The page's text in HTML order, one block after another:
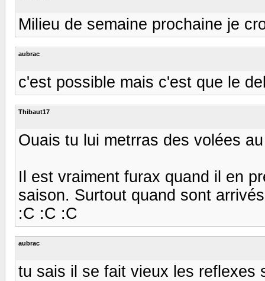
Milieu de semaine prochaine je
aubrac
c'est possible mais c'est que le
Thibaut17
Ouais tu lui metrras des volées
Il est vraiment furax quand il en
saison. Surtout quand sont
:C :C :C
aubrac
tu sais il se fait vieux les reflexes